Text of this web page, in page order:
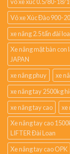
vỏ xe xúc 0.5/80-18/
Vỏ xe Xúc Đào 900-
xe nâng 2.5 tấn đài
Xe nâng mặt bàn
JAPAN
xe nâng phuy
xe
xe nâng tay 2500kg
xe nâng tay cao
xe
Xe nâng tay cao
LIFTER Đài Loan
Xe nâng tay cao OPK